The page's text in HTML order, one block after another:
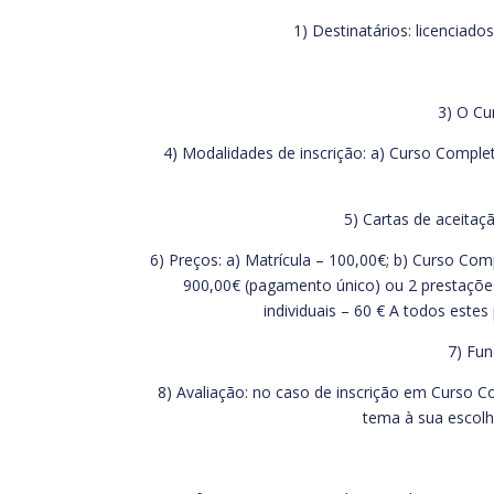
1) Destinatários:
3) O
4) Modalidades de inscrição: a) Curso
5) Cartas de
6) Preços: a) Matrícula – 100,00€; b) Curso
900,00€ (pagamento único) ou 2
individuais – 60 € A todos
7)
8) Avaliação: no caso de inscrição em Curso
tema à sua